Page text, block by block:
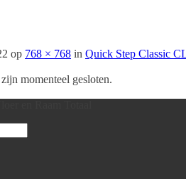
op 768 × 768 in Quick Step Classic
momenteel gesloten.